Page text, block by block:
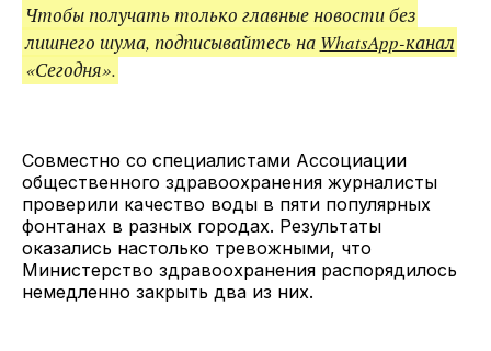
Чтобы получать только главные новости без
лишнего шума, подписывайтесь на WhatsApp-канал
«Сегодня».
Совместно со специалистами Ассоциации
общественного здравоохранения журналисты
проверили качество воды в пяти популярных
фонтанах в разных городах. Результаты
оказались настолько тревожными, что
Министерство здравоохранения распорядилось
немедленно закрыть два из них.